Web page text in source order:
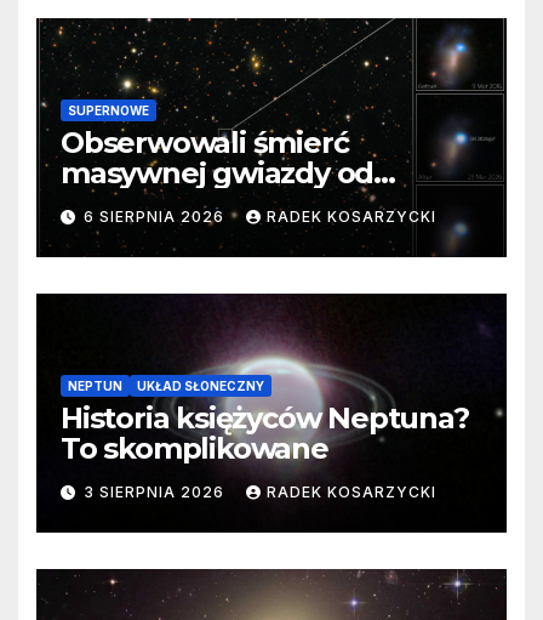
SUPERNOWE
Obserwowali śmierć
masywnej gwiazdy od
samego początku. Niezwykle
cenne dane
6 SIERPNIA 2026 RADEK KOSARZYCKI
NEPTUN UKŁAD SŁONECZNY
Historia księżyców Neptuna?
To skomplikowane
3 SIERPNIA 2026 RADEK KOSARZYCKI